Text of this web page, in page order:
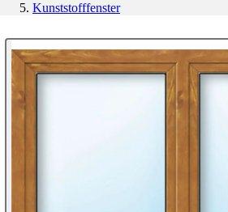
Kunststofffenster